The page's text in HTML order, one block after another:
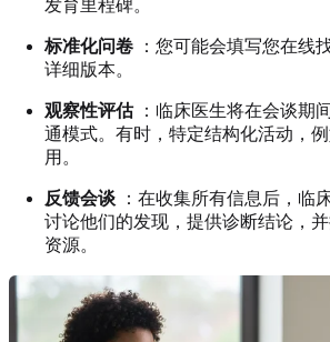
发育里程碑。
标准化问卷 ：您可能会填写您在线
详细版本。
观察性评估：临床医生将在会谈期
通模式。有时，特定结构化活动，
用。
反馈会谈 ：在收集所有信息后，临
讨论他们的发现，提供诊断结论，
资源。